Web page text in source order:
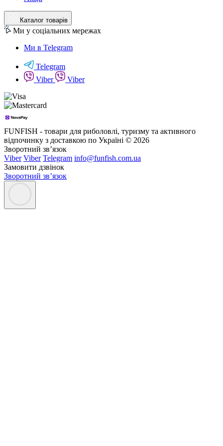
Каталог товарів
Ми у соціальних мережах
Ми в Telegram
Telegram
Viber
Viber
FUNFISH - товари для риболовлі, туризму та активного
відпочинку з доставкою по Україні © 2026
Зворотний зв’язок
Viber Viber Telegram info@funfish.com.ua
Замовити дзвінок
Зворотний зв’язок